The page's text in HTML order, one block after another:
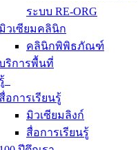
ระบบ RE-ORG
มิวเซียมคลินิก
คลินิกพิพิธภัณฑ์
ริการพื้นที่
สื่อการเรียนรู้
มิวเซียมลิงก์
สื่อการเรียนรู้